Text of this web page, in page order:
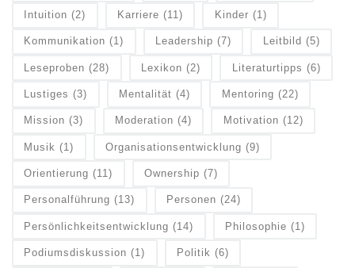
Intuition (2) Karriere (11) Kinder (1)
Kommunikation (1) Leadership (7) Leitbild (5)
Leseproben (28) Lexikon (2) Literaturtipps (6)
Lustiges (3) Mentalität (4) Mentoring (22)
Mission (3) Moderation (4) Motivation (12)
Musik (1) Organisationsentwicklung (9)
Orientierung (11) Ownership (7)
Personalführung (13) Personen (24)
Persönlichkeitsentwicklung (14) Philosophie (1)
Podiumsdiskussion (1) Politik (6)